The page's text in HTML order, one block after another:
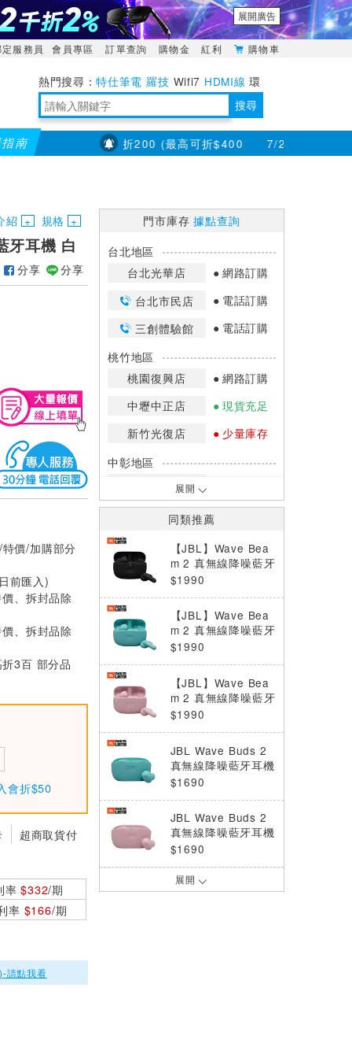
展開廣告
定服務員 會員專區 訂單查詢 購物金 紅利 購物車
特仕筆電 羅技 Wifi7 HDMI線 環
境量測 明緯POWER 搜尋
南
款單筆滿8000折200 (最高可折$400 7/23~8/31【耳機喇叭
紹 規格
牙耳機 白
分享 分享
價/加購部分
前匯入)
、拆封品除
、拆封品除
3百 部分品
會折$50
超商取貨付
率$332/期
率 $166/期
請點我看
門市庫存據點查詢
台北地區
台北光華店
網路訂購
台北市民店
電話訂購
三創體驗館
電話訂購
桃竹地區
桃園復興店
網路訂購
中壢中正店
現貨充足
新竹光復店
少量庫存
中彰地區
台中英才店
嘉南地區
高雄鳳山店
少量庫存
(1~2)、現貨充足(3以上)。
*門市庫存以店內實際數量為準，可使
用專人服務或撥打門市電話洽詢。
展開
同類推薦
【JBL】Wave Bea
m 2 真無線降噪藍牙
耳機 黑
$1990
【JBL】Wave Bea
m 2 真無線降噪藍牙
耳機 藍
$1990
【JBL】Wave Bea
m 2 真無線降噪藍牙
耳機 粉
$1990
JBL Wave Buds 2
真無線降噪藍牙耳機
藍色
$1690
JBL Wave Buds 2
真無線降噪藍牙耳機
粉色
$1690
JBL Wave Buds 2
展開